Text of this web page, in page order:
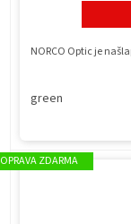
NORCO Optic je
green
ZDARMA